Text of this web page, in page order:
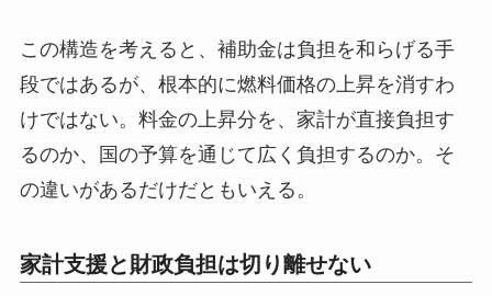
この構造を考えると、補助金は負担を和らげる手
段ではあるが、根本的に燃料価格の上昇を消すわ
けではない。料金の上昇分を、家計が直接負担す
るのか、国の予算を通じて広く負担するのか。そ
の違いがあるだけだともいえる。
家計支援と財政負担は切り離せない